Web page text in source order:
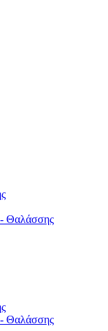
- Θαλάσσης
- Θαλάσσης